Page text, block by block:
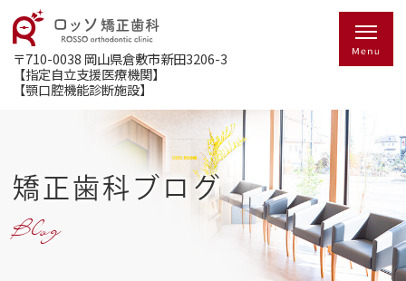
〒710-0038 岡山県倉敷市新田3206-3
【指定自立支援医療機関】
【顎口腔機能診断施設】
矯正歯科ブログ
Blog